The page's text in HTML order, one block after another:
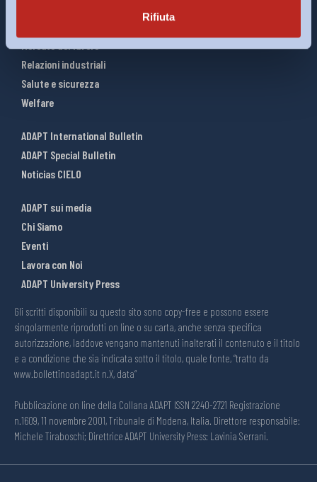
Rifiuta
Relazioni industriali
Salute e sicurezza
Welfare
ADAPT International Bulletin
ADAPT Special Bulletin
Noticias CIELO
ADAPT sui media
Chi Siamo
Eventi
Lavora con Noi
ADAPT University Press
Gli scritti disponibili su questo sito sono copy-free e possono essere
singolarmente riprodotti on line o su carta, anche senza specifica
autorizzazione, laddove vengano mantenuti inalterati il contenuto e il titolo
e a condizione che sia indicata sotto il titolo, quale fonte, “tratto da
www.bollettinoadapt.it n.X, data“
Pubblicazione on line della Collana ADAPT ISSN 2240-2721 Registrazione
n.1609, 11 novembre 2001, Tribunale di Modena, Italia. Direttore responsabile:
Michele Tiraboschi; Direttrice ADAPT University Press: Lavinia Serrani.